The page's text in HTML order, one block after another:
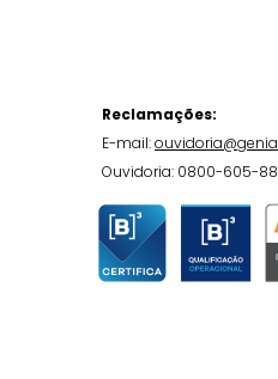
Reclamações:
E-mail:
Ouvidoria: 0800-605-